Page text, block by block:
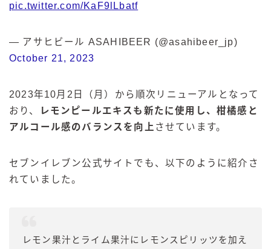
pic.twitter.com/KaF9lLbatf
— アサヒビール ASAHIBEER (@asahibeer_jp)
October 21, 2023
2023年10月2日（月）から順次リニューアルとなって
おり、
レモンピールエキスも新たに使用し、柑橘感と
アルコール感のバランスを向上 させています。
セブンイレブン公式サイトでも、以下のように紹介さ
れていました。
レモン果汁とライム果汁にレモンスピリッツを加え